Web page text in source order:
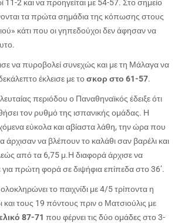
11-2 και να προηγείται με 54-57. Στο σημείο
τα πρώτα σημάδια της κόπωσης στους
κάτι που οι γηπεδούχοι δεν άφησαν να
να πυροβολεί συνεχώς και με τη Μάλαγα να
έκλεισε με τοσκορ στο 61-57.
περιόδου ο Παναθηναϊκός έδειξε ότι
τον ρυθμό της ισπανικής ομάδας. Η
εύκολα και αβίαστα λάθη, την ώρα που
άρχισαν να βλέπουν το καλάθι σαν βαρέλι και
από τα 6,75 μ.Η διαφορά άρχισε να
για πρώτη φορά σε διψήφια επίπεδα στο 36’.
το παιχνίδι με 4/5 τρίποντα η
και τους 19 πόντους πριν ο Ματσιούλις με
87-71 που φέρνει τις δύο ομάδες στο 3-